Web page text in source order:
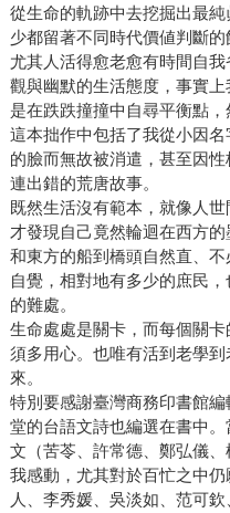
從生命的軌跡中去挖掘出最
少都留著不同時代價値判斷的
尤其人活得愈老愈有時間自
觀與幽默的生活態度，事實
是在跌跌撞撞中自尋平衡點，
這本拙作中包括了我從小因
的臉而無故被消遣，甚至因
連出錯的荒唐故事。
既然生活沒有範本，就像人
才發現自己竟然輪迴在西方
和東方的船到橋頭自然直、
自覺，相對地有多少的庶民
的難處。
生命處處是關卡，而每個關
須多用心。也唯有活到老學
來。
特別要感謝臺灣商務印書館
堂的台語文詩也編選在書中
文（苦苓、許常德、鄭弘儀
我感動，尤其對於百忙之中
人、李秀媛、吳淡如、范可